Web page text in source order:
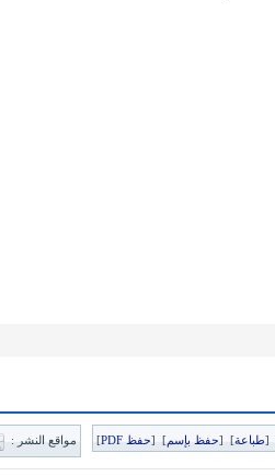
[طباعة]
[حفظ بإسم]
[حفظ PDF ] مواقع النشر :